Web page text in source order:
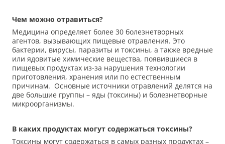
Чем можно отравиться?
Медицина определяет более 30 болезнетворных
агентов, вызывающих пищевые отравления. Это
бактерии, вирусы, паразиты и токсины, а также вредные
или ядовитые химические вещества, появившиеся в
пищевых продуктах из-за нарушения технологии
приготовления, хранения или по естественным
причинам. Основные источники отравлений делятся на
две большие группы – яды (токсины) и болезнетворные
микроорганизмы.
В каких продуктах могут содержаться токсины?
Токсины могут содержаться в самых разных продуктах –